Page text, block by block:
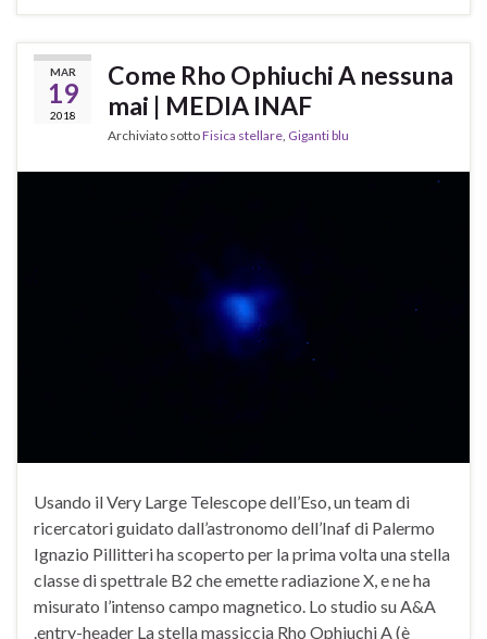
MAR
19
2018
Come Rho Ophiuchi A nessuna
mai | MEDIA INAF
Archiviato sottoFisica stellare, Giganti blu
Usando il Very Large Telescope dell’Eso, un team di
ricercatori guidato dall’astronomo dell’Inaf di Palermo
Ignazio Pillitteri ha scoperto per la prima volta una stella
classe di spettrale B2 che emette radiazione X, e ne ha
misurato l’intenso campo magnetico. Lo studio su A&A
.entry-header La stella massiccia Rho Ophiuchi A (è